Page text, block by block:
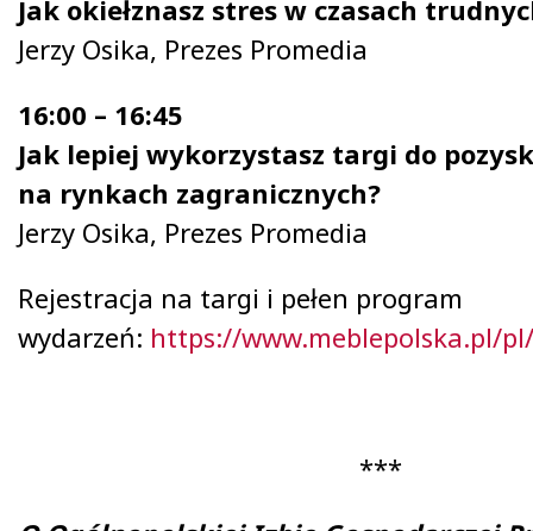
Jak okiełznasz stres w czasach
Jerzy Osika, Prezes Promedia
16:00 – 16:45
Jak lepiej wykorzystasz targi do
na rynkach zagranicznych?
Jerzy Osika, Prezes Promedia
Rejestracja na targi i pełen program
wydarzeń: https://www.meblepolska.pl/pl/
***